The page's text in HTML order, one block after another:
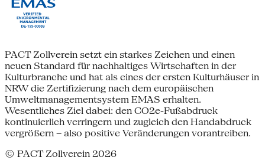
PACT Zollverein setzt ein starkes Zeichen und einen
neuen Standard für nachhaltiges Wirtschaften in der
Kulturbranche und hat als eines der ersten Kulturhäuser in
NRW die Zertifizierung nach dem europäischen
Umweltmanagementsystem EMAS erhalten.
Wesentliches Ziel dabei: den CO2e-Fußabdruck
kontinuierlich verringern und zugleich den Handabdruck
vergrößern – also positive Veränderungen vorantreiben.
© PACT Zollverein 2026